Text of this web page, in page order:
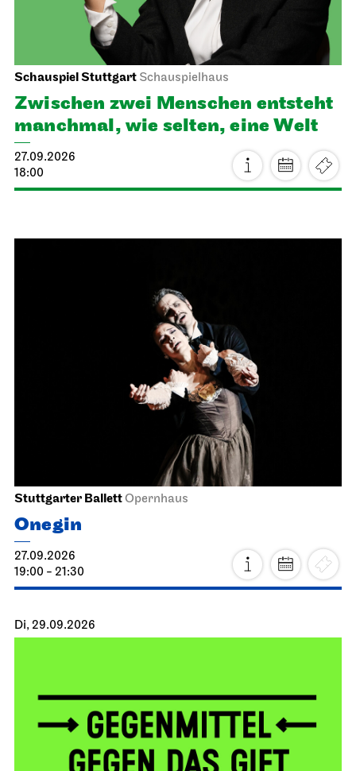
Schauspiel Stuttgart Schauspielhaus
Zwischen zwei Menschen ent­steht
manch­mal, wie selten, eine Welt
27.09.2026
18:00
Stuttgarter BallettOpernhaus
Onegin
27.09.2026
19:00 - 21:30
Di, 29.09.2026